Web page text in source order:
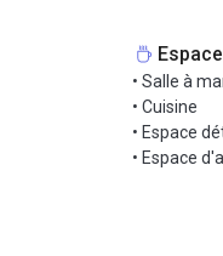
conférences,
Ter et TGV)
• Salle à
• Cuisine
• Espace
• Espace